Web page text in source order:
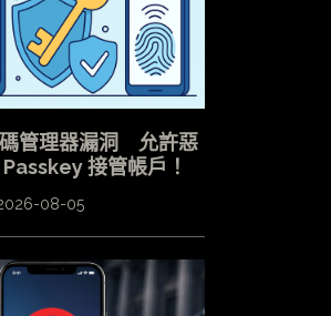
管理器漏洞 允許惡
接管帳戶！
08-05